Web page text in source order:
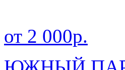
от 2 000р.